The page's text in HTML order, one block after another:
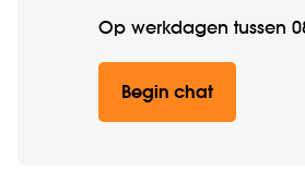
Op werkdagen tussen
Begin chat